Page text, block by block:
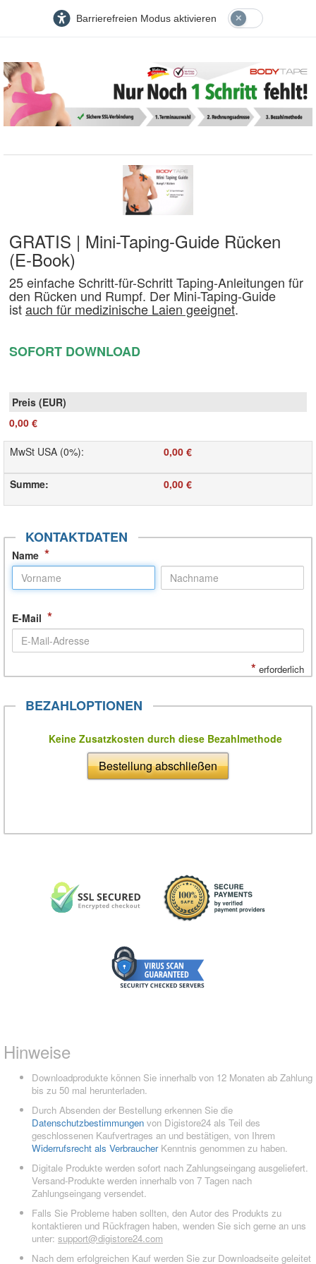
Barrierefreien Modus aktivieren
GRATIS | Mini-Taping-Guide Rücken
(E-Book)
25 einfache Schritt-für-Schritt Taping-Anleitungen für
den Rücken und Rumpf. Der Mini-Taping-Guide
istauch für medizinische Laien geeignet.
SOFORT DOWNLOAD
0,00 €
MwSt USA (0%): 0,00 €
Summe: 0,00 €
KONTAKTDATEN
Name *
E-Mail *
* erforderlich
BEZAHLOPTIONEN
Keine Zusatzkosten durch diese Bezahlmethode
Bestellung abschließen
Hinweise
Downloadprodukte können Sie innerhalb von 12 Monaten ab Zahlung
bis zu 50 mal herunterladen.
Durch Absenden der Bestellung erkennen Sie die
Datenschutzbestimmungen von Digistore24 als Teil des
geschlossenen Kaufvertrages an und bestätigen, von Ihrem
Widerrufsrecht als VerbraucherKenntnis genommen zu haben.
Digitale Produkte werden sofort nach Zahlungseingang ausgeliefert.
Versand-Produkte werden innerhalb von 7 Tagen nach
Zahlungseingang versendet.
Falls Sie Probleme haben sollten, den Autor des Produkts zu
kontaktieren und Rückfragen haben, wenden Sie sich gerne an uns
unter: support@digistore24.com
Nach dem erfolgreichen Kauf werden Sie zur Downloadseite geleitet